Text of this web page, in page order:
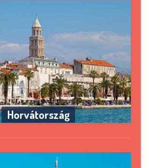
Horvátország